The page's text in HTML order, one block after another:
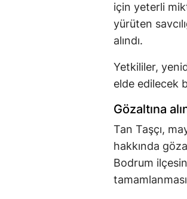
için yeterli
yürüten
alındı.
Yetkililer,
elde edilecek
Gözaltına
Tan Taşçı,
hakkında
Bodrum